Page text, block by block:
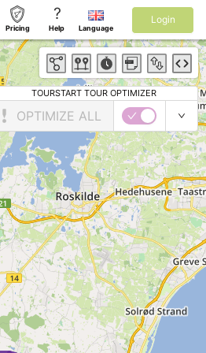
Pricing
?
Help Language
Login
TOURSTART TOUR OPTIMIZER
OPTIMIZE ALL